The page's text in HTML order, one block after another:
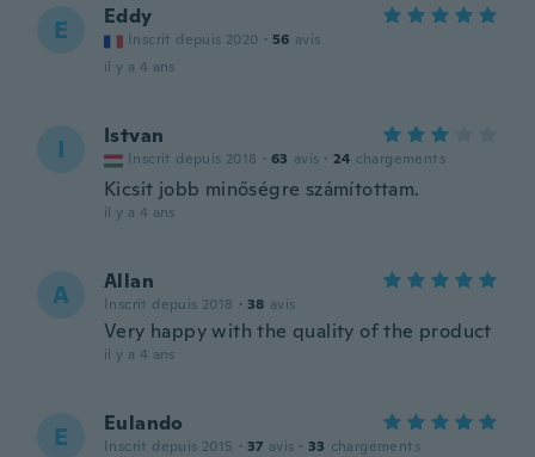
E Eddy
Inscrit depuis 2020 · 56 avis
il y a 4 ans
I Istvan
Inscrit depuis 2018 · 63 avis · 24 chargements
Kicsit jobb minőségre számítottam.
il y a 4 ans
A Allan
Inscrit depuis 2018 · 38 avis
Very happy with the quality of the product
il y a 4 ans
E Eulando
Inscrit depuis 2015 · 37 avis · 33 chargements